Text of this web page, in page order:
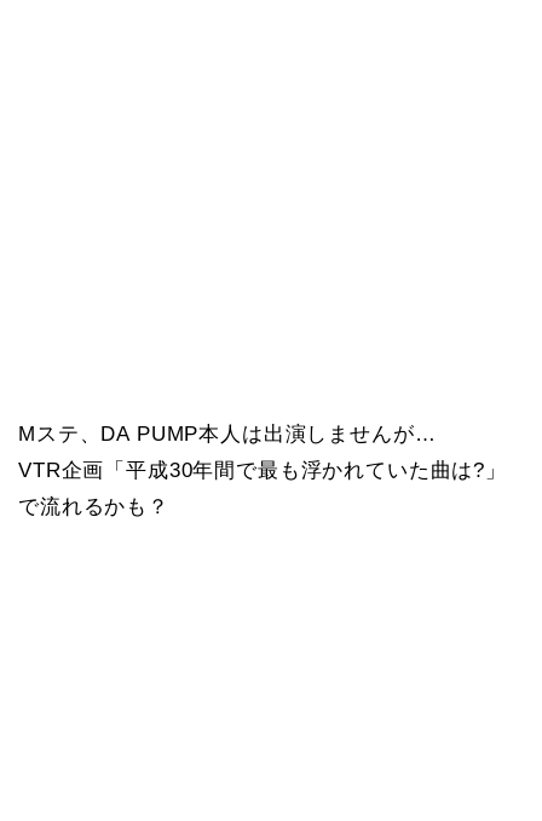
Mステ、DA PUMP本人は出演しませんが…
VTR企画「平成30年間で最も浮かれていた曲は?」
で流れるかも？